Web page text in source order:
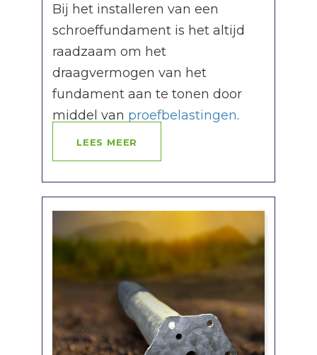
Bij het installeren van een
schroeffundament is het altijd
raadzaam om het
draagvermogen van het
fundament aan te tonen door
middel van proefbelastingen.
LEES MEER